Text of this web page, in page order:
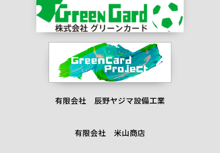
有限会社 辰野ヤジマ設備工業
有限会社 米山商店